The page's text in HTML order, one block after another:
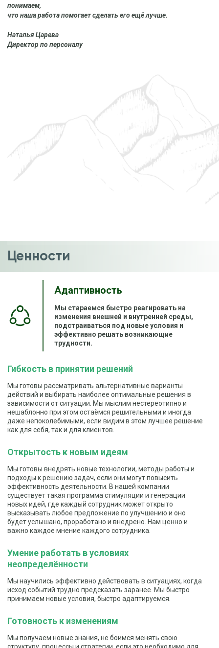
понимаем,
что наша работа помогает сделать его ещё лучше.
Наталья Царева
Директор по персоналу
Ценности
Адаптивность
Мы стараемся быстро реагировать на
изменения внешней и внутренней среды,
подстраиваться под новые условия и
эффективно решать возникающие
трудности.
Гибкость в принятии решений
Мы готовы рассматривать альтернативные варианты
действий и выбирать наиболее оптимальные решения в
зависимости от ситуации. Мы мыслим нестереотипно и
нешаблонно при этом остаёмся решительными и иногда
даже непоколебимыми, если видим в этом лучшее решение
как для себя, так и для клиентов.
Открытость к новым идеям
Мы готовы внедрять новые технологии, методы работы и
подходы к решению задач, если они могут повысить
эффективность деятельности. В нашей компании
существует такая программа стимуляции и генерации
новых идей, где каждый сотрудник может открыто
высказывать любое предложение по улучшению и оно
будет услышано, проработано и внедрено. Нам ценно и
важно каждое мнение каждого сотрудника.
Умение работать в условиях
неопределённости
Мы научились эффективно действовать в ситуациях, когда
исход событий трудно предсказать заранее. Мы быстро
принимаем новые условия, быстро адаптируемся.
Готовность к изменениям
Мы получаем новые знания, не боимся менять свою